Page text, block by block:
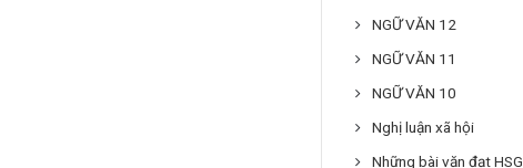
NGỮ VĂN 12
NGỮ VĂN 11
NGỮ VĂN 10
Nghị luận xã hội
Những bài văn đạt HSG